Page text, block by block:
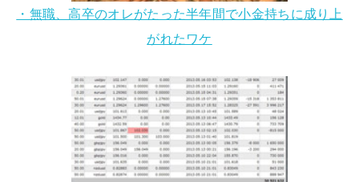
・無職、高卒のオレがたった半年間で小金持ちに成り上
がれたワケ